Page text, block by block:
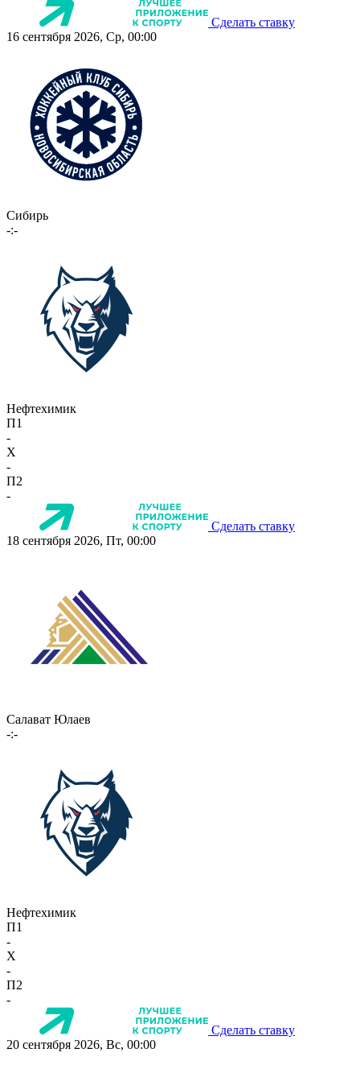
Сделать ставку
16 сентября 2026, Ср, 00:00
Сибирь
-:-
Нефтехимик
П1
-
X
-
П2
-
Сделать ставку
18 сентября 2026, Пт, 00:00
Салават Юлаев
-:-
Нефтехимик
П1
-
X
-
П2
-
Сделать ставку
20 сентября 2026, Вс, 00:00